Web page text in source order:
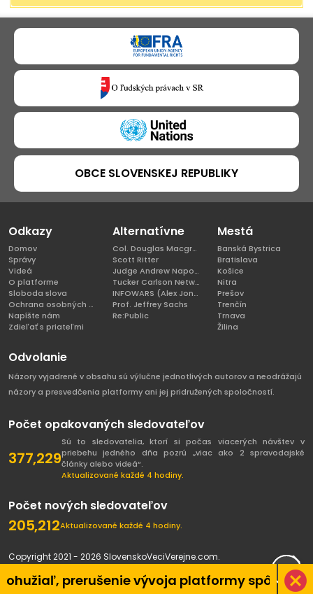
vývoja platformy spôsobené
OBCE SLOVENSKEJ REPUBLIKY
Odkazy
Domov
Správy
Videá
O platforme
Sloboda slova
Ochrana osobných údajov
Napíšte nám
Zdieľať s priateľmi
Alternatívne
Col. Douglas Macgregor, Ph.D
Scott Ritter
Judge Andrew Napolitano
Tucker Carlson Network
INFOWARS (Alex Jones)
Prof. Jeffrey Sachs
Re:Public
Mestá
Banská Bystrica
Bratislava
Košice
Nitra
Prešov
Trenčín
Trnava
Žilina
Odvolanie
Názory vyjadrené v obsahu sú výlučne jednotlivých autorov a neodrážajú
názory a presvedčenia platformy ani jej pridružených spoločností.
Počet opakovaných sledovateľov
377,229
Sú to sledovatelia, ktorí si počas viacerých návštev v
priebehu jedného dňa pozrú „viac ako 2 spravodajské
články alebo videá“.
Aktualizované každé 4 hodiny.
Počet nových sledovateľov
205,212Aktualizované každé 4 hodiny.
Copyright 2021 - 2026 SlovenskoVeciVerejne.com.